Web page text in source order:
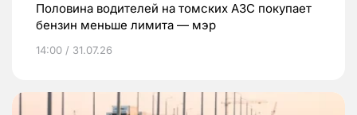
Половина водителей на томских АЗС покупает
бензин меньше лимита — мэр
14:00 / 31.07.26